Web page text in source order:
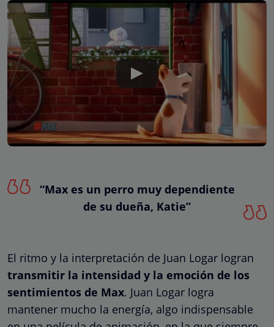
“Max es un perro muy dependiente
de su dueña, Katie”
El ritmo y la interpretación de Juan Logar logran
transmitir la intensidad y la emoción de los
sentimientos de Max. Juan Logar logra
mantener mucho la energía, algo indispensable